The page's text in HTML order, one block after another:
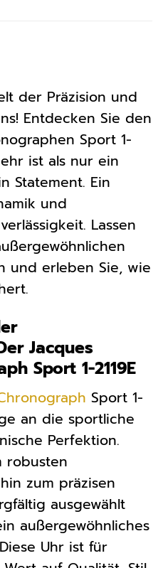
der Präzision und
Entdecken Sie den
Sport 1-
ist als nur ein
Statement. Ein
und
Lassen
und erleben Sie, wie
Jacques
Sport 1-2119E
Sport 1-
an die sportliche
Perfektion.
robusten
zum präzisen
ausgewählt
außergewöhnliches
Uhr ist für